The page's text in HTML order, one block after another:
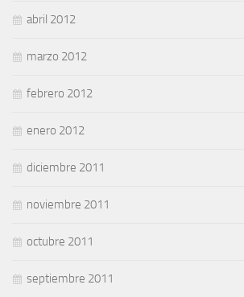
abril 2012
marzo 2012
febrero 2012
enero 2012
diciembre 2011
noviembre 2011
octubre 2011
septiembre 2011